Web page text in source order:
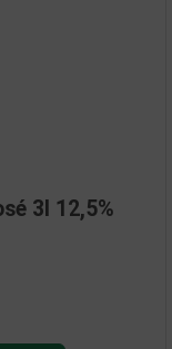
3l 12,5%